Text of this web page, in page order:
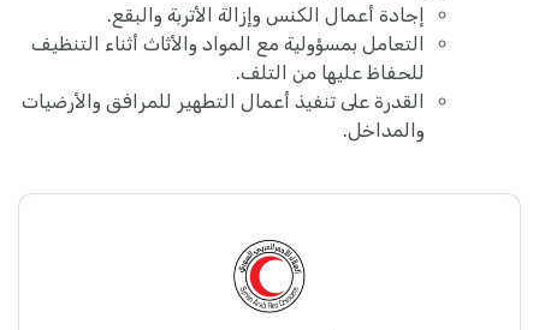
إجادة أعمال الكنس وإزالة الأتربة والبقع.
التعامل بمسؤولية مع المواد والأثاث أثناء التنظيف
للحفاظ عليها من التلف.
القدرة على تنفيذ أعمال التطهير للمرافق والأرضيات
والمداخل.